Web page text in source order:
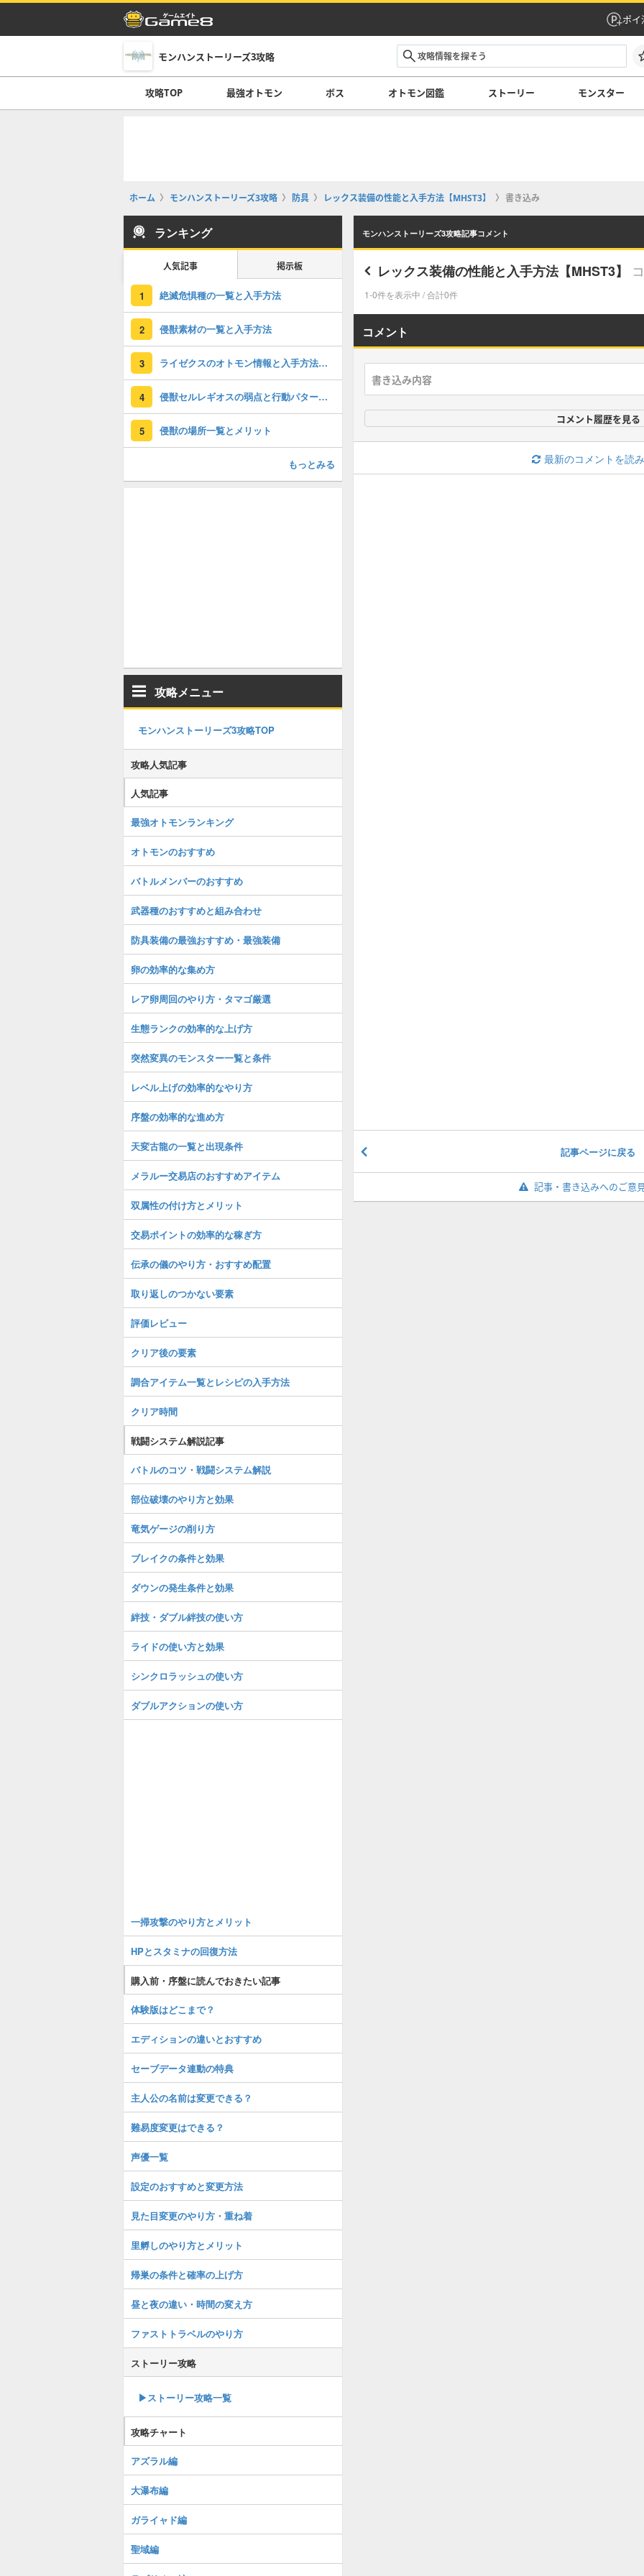
ポイ
モンハンストーリーズ3攻略
攻略TOP 最強オトモン ボス オトモン図鑑 ストーリー モンスター
ホーム モンハンストーリーズ3攻略 防具 レックス装備の性能と入手方法【MHST3】 書き込み
モンハンストーリーズ3攻略記事コメント
レックス装備の性能と入手方法【MHST3】
1-0件を表示中 / 合計0件
コメント
コメント履歴を見る
最新のコメントを読
記事ページに戻る
記事・書き込みへのご意
ランキング
人気記事 掲示板
1 絶滅危惧種の一覧と入手方法
2 侵獣素材の一覧と入手方法
3 ライゼクスのオトモン情報と入手方法・場所
4 侵獣セルレギオスの弱点と行動パターン攻略
5 侵獣の場所一覧とメリット
もっとみる
攻略メニュー
モンハンストーリーズ3攻略TOP
攻略人気記事
人気記事
最強オトモンランキング
オトモンのおすすめ
バトルメンバーのおすすめ
武器種のおすすめと組み合わせ
防具装備の最強おすすめ・最強装備
卵の効率的な集め方
レア卵周回のやり方・タマゴ厳選
生態ランクの効率的な上げ方
突然変異のモンスター一覧と条件
レベル上げの効率的なやり方
序盤の効率的な進め方
天変古龍の一覧と出現条件
メラルー交易店のおすすめアイテム
双属性の付け方とメリット
交易ポイントの効率的な稼ぎ方
伝承の儀のやり方・おすすめ配置
取り返しのつかない要素
評価レビュー
クリア後の要素
調合アイテム一覧とレシピの入手方法
クリア時間
戦闘システム解説記事
バトルのコツ・戦闘システム解説
部位破壊のやり方と効果
竜気ゲージの削り方
ブレイクの条件と効果
ダウンの発生条件と効果
絆技・ダブル絆技の使い方
ライドの使い方と効果
シンクロラッシュの使い方
ダブルアクションの使い方
一掃攻撃のやり方とメリット
HPとスタミナの回復方法
購入前・序盤に読んでおきたい記事
体験版はどこまで？
エディションの違いとおすすめ
セーブデータ連動の特典
主人公の名前は変更できる？
難易度変更はできる？
声優一覧
設定のおすすめと変更方法
見た目変更のやり方・重ね着
里孵しのやり方とメリット
帰巣の条件と確率の上げ方
昼と夜の違い・時間の変え方
ファストトラベルのやり方
ストーリー攻略
▶︎ストーリー攻略一覧
攻略チャート
アズラル編
大瀑布編
ガライャド編
聖域編